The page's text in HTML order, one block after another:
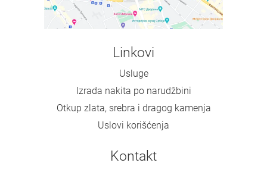
Linkovi
Usluge
Izrada nakita po narudžbini
Otkup zlata, srebra i dragog kamenja
Uslovi korišćenja
Kontakt